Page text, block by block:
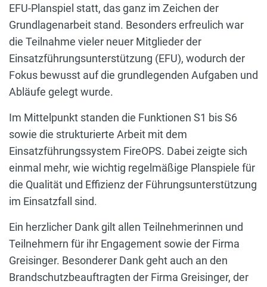
EFU-Planspiel statt, das ganz im Zeichen der
Grundlagenarbeit stand. Besonders erfreulich war
die Teilnahme vieler neuer Mitglieder der
Einsatzführungsunterstützung (EFU), wodurch der
Fokus bewusst auf die grundlegenden Aufgaben und
Abläufe gelegt wurde.
Im Mittelpunkt standen die Funktionen S1 bis S6
sowie die strukturierte Arbeit mit dem
Einsatzführungssystem FireOPS. Dabei zeigte sich
einmal mehr, wie wichtig regelmäßige Planspiele für
die Qualität und Effizienz der Führungsunterstützung
im Einsatzfall sind.
Ein herzlicher Dank gilt allen Teilnehmerinnen und
Teilnehmern für ihr Engagement sowie der Firma
Greisinger. Besonderer Dank geht auch an den
Brandschutzbeauftragten der Firma Greisinger, der